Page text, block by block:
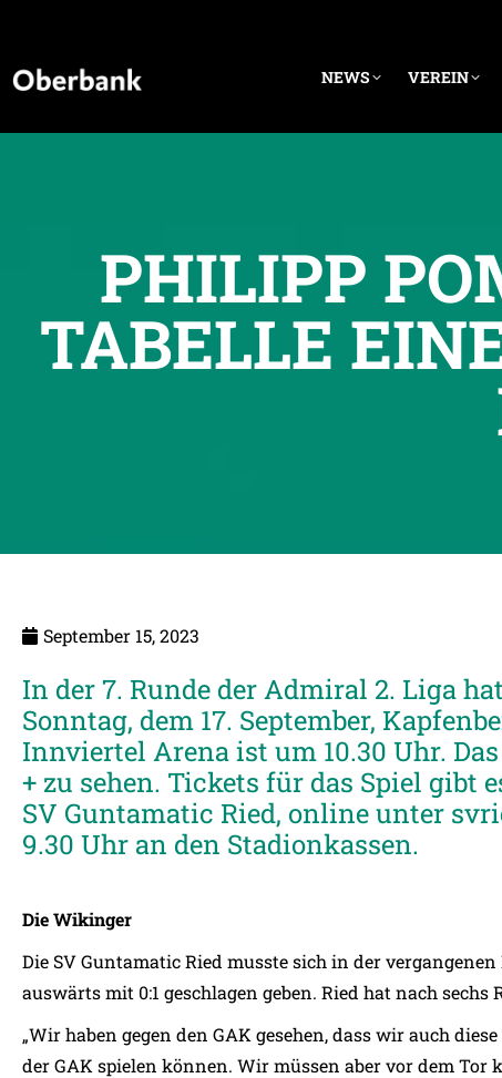
NEWS VEREIN
PHILIPP
TABELLE
September 15, 2023
In der 7. Runde der Admiral 2. Liga
Sonntag, dem 17. September,
Innviertel Arena ist um 10.30 Uhr.
+ zu sehen. Tickets für das Spiel gibt
SV Guntamatic Ried, online unter
9.30 Uhr an den Stadionkassen.
Die Wikinger
Die SV Guntamatic Ried musste sich in der
auswärts mit 0:1 geschlagen geben. Ried hat nach
„Wir haben gegen den GAK gesehen, dass wir auch
der GAK spielen können. Wir müssen aber vor dem Tor